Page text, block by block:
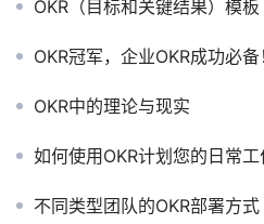
OKR（目标和关键结果）模板
OKR冠军，企业OKR成功必备
OKR中的理论与现实
如何使用OKR计划您的日常工
不同类型团队的OKR部署方式